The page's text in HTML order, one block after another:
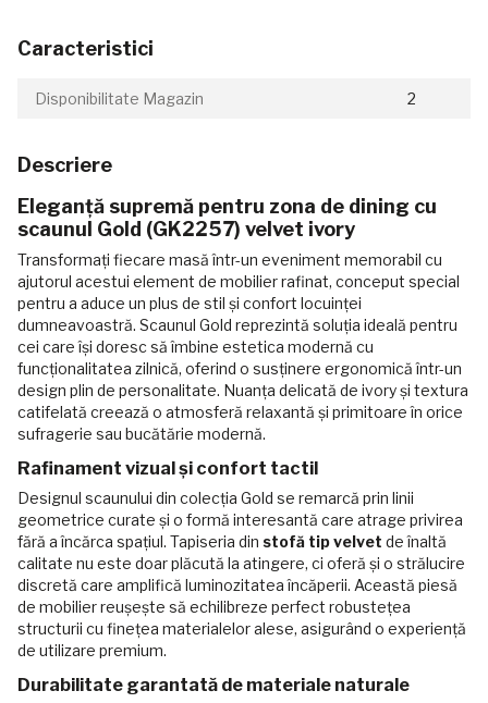
Caracteristici
Disponibilitate Magazin 2
Descriere
Eleganță supremă pentru zona de dining cu
scaunul Gold (GK2257) velvet ivory
Transformați fiecare masă într-un eveniment memorabil cu
ajutorul acestui element de mobilier rafinat, conceput special
pentru a aduce un plus de stil și confort locuinței
dumneavoastră. Scaunul Gold reprezintă soluția ideală pentru
cei care își doresc să îmbine estetica modernă cu
funcționalitatea zilnică, oferind o susținere ergonomică într-un
design plin de personalitate. Nuanța delicată de ivory și textura
catifelată creează o atmosferă relaxantă și primitoare în orice
sufragerie sau bucătărie modernă.
Rafinament vizual și confort tactil
Designul scaunului din colecția Gold se remarcă prin linii
geometrice curate și o formă interesantă care atrage privirea
fără a încărca spațiul. Tapiseria din stofă tip velvet de înaltă
calitate nu este doar plăcută la atingere, ci oferă și o strălucire
discretă care amplifică luminozitatea încăperii. Această piesă
de mobilier reușește să echilibreze perfect robustețea
structurii cu finețea materialelor alese, asigurând o experiență
de utilizare premium.
Durabilitate garantată de materiale naturale